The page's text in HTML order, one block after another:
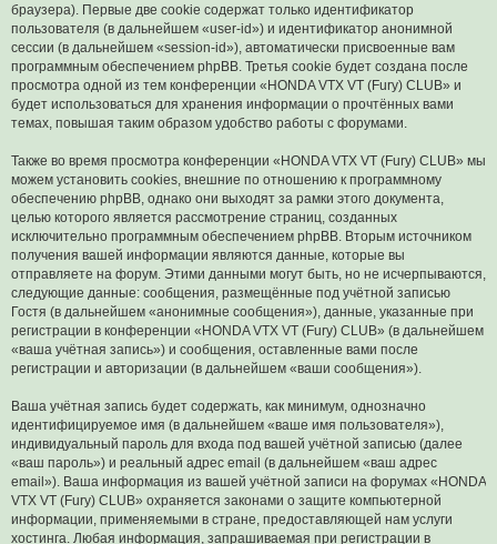
браузера). Первые две cookie содержат только идентификатор
пользователя (в дальнейшем «user-id») и идентификатор анонимной
сессии (в дальнейшем «session-id»), автоматически присвоенные вам
программным обеспечением phpBB. Третья cookie будет создана после
просмотра одной из тем конференции «HONDA VTX VT (Fury) CLUB» и
будет использоваться для хранения информации о прочтённых вами
темах, повышая таким образом удобство работы с форумами.
Также во время просмотра конференции «HONDA VTX VT (Fury) CLUB» мы
можем установить cookies, внешние по отношению к программному
обеспечению phpBB, однако они выходят за рамки этого документа,
целью которого является рассмотрение страниц, созданных
исключительно программным обеспечением phpBB. Вторым источником
получения вашей информации являются данные, которые вы
отправляете на форум. Этими данными могут быть, но не исчерпываются,
следующие данные: сообщения, размещённые под учётной записью
Гостя (в дальнейшем «анонимные сообщения»), данные, указанные при
регистрации в конференции «HONDA VTX VT (Fury) CLUB» (в дальнейшем
«ваша учётная запись») и сообщения, оставленные вами после
регистрации и авторизации (в дальнейшем «ваши сообщения»).
Ваша учётная запись будет содержать, как минимум, однозначно
идентифицируемое имя (в дальнейшем «ваше имя пользователя»),
индивидуальный пароль для входа под вашей учётной записью (далее
«ваш пароль») и реальный адрес email (в дальнейшем «ваш адрес
email»). Ваша информация из вашей учётной записи на форумах «HONDA
VTX VT (Fury) CLUB» охраняется законами о защите компьютерной
информации, применяемыми в стране, предоставляющей нам услуги
хостинга. Любая информация, запрашиваемая при регистрации в